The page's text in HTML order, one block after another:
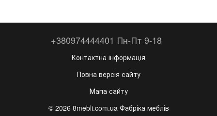
+380974444401 Пн-Пт 9-18
Контактна інформація
Повна версія сайту
Мапа сайту
© 2026 8mebli.com.ua Фабріка меблів